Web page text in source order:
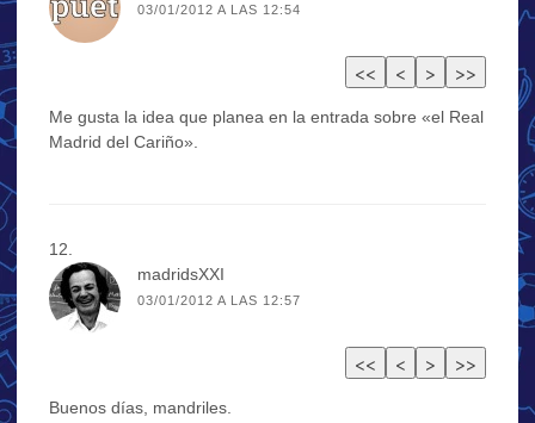
03/01/2012 A LAS 12:54
Me gusta la idea que planea en la entrada sobre «el Real
Madrid del Cariño».
madridsXXI
03/01/2012 A LAS 12:57
Buenos días, mandriles.